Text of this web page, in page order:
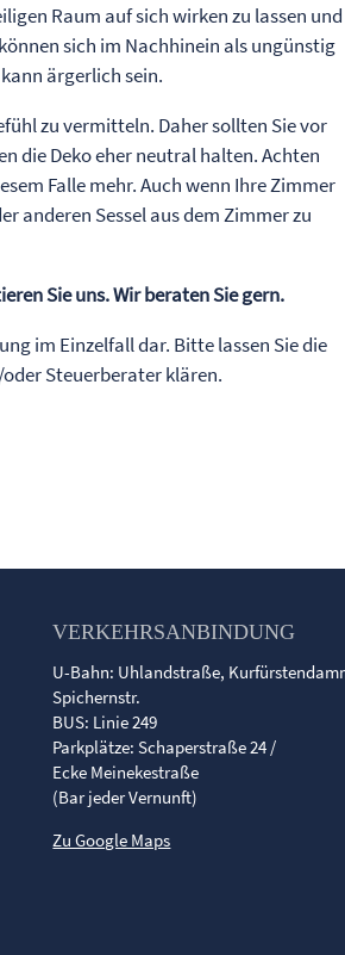
Raum auf sich wirken zu lassen und
sich im Nachhinein als ungünstig
ärgerlich sein.
zu vermitteln. Daher sollten Sie vor
die Deko eher neutral halten. Achten
Falle mehr. Auch wenn Ihre Zimmer
anderen Sessel aus dem Zimmer zu
Sie uns. Wir beraten Sie gern.
im Einzelfall dar. Bitte lassen Sie die
Steuerberater klären.
VERKEHRSANBINDUNG
U-Bahn: Uhlandstraße,
Spichernstr.
BUS: Linie 249
Parkplätze: Schaperstraße 24 /
Ecke Meinekestraße
(Bar jeder Vernunft)
Zu Google Maps